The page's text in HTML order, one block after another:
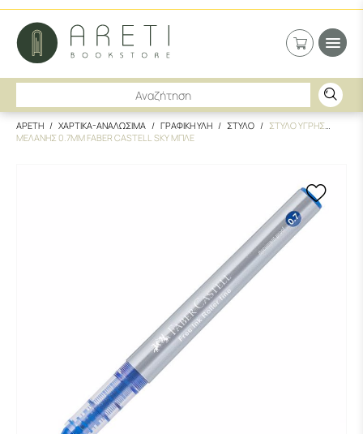
ΑΡΕΤΗ ΧΑΡΤΙΚΑ-ΑΝΑΛΩΣΙΜΑ ΓΡΑΦΙΚΗ ΥΛΗ ΣΤΥΛΟ
ΣΤΥΛΟ ΥΓΡΗΣ
ΜΕΛΑΝΗΣ 0.7MM FABER CASTELL SKY ΜΠΛΕ